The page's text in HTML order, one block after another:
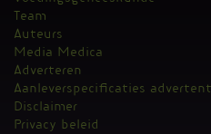
Kantoormenu
Team
Auteurs
Media Medica
Adverteren
Aanleverspecificaties
Disclaimer
Privacy beleid